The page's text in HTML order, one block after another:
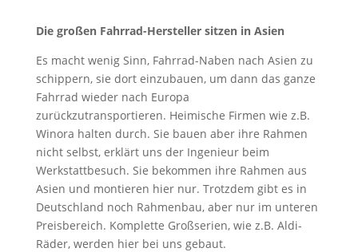
Die großen Fahrrad-Hersteller sitzen in Asien
Es macht wenig Sinn, Fahrrad-Naben nach Asien zu
schippern, sie dort einzubauen, um dann das ganze
Fahrrad wieder nach Europa
zurückzutransportieren. Heimische Firmen wie z.B.
Winora halten durch. Sie bauen aber ihre Rahmen
nicht selbst, erklärt uns der Ingenieur beim
Werkstattbesuch. Sie bekommen ihre Rahmen aus
Asien und montieren hier nur. Trotzdem gibt es in
Deutschland noch Rahmenbau, aber nur im unteren
Preisbereich. Komplette Großserien, wie z.B. Aldi-
Räder, werden hier bei uns gebaut.